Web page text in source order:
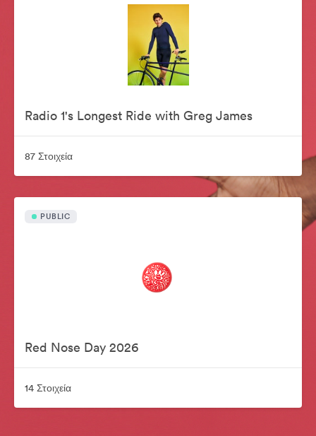
Radio 1's Longest Ride with Greg James
87 Στοιχεία
PUBLIC
Red Nose Day 2026
14 Στοιχεία